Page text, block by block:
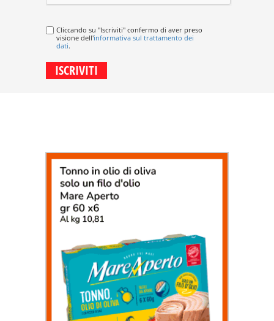
Cliccando su "Iscriviti" confermo di aver preso
visione dell'informativa sul trattamento dei
dati.